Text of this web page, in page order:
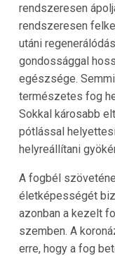
rendszeresen
rendszeresen
utáni
gondossággal
egészsége.
természetes fog
Sokkal károsabb
pótlással
helyreállítani
A fogbél
életképességét
azonban a kezelt
szemben. A
erre, hogy a fog